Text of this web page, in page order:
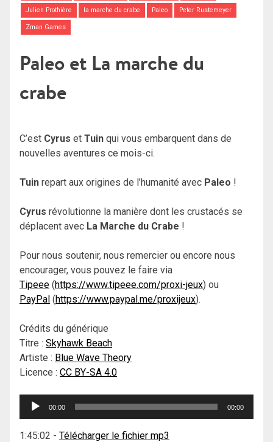
Julien Prothière la marche du crabe Paleo Peter Rustemeyer
Zman Games
Paleo et La marche du
crabe
C’est Cyrus et Tuin qui vous embarquent dans de
nouvelles aventures ce mois-ci.
Tuin repart aux origines de l’humanité avec Paleo !
Cyrus révolutionne la manière dont les crustacés se
déplacent avec La Marche du Crabe !
Pour nous soutenir, nous remercier ou encore nous
encourager, vous pouvez le faire via
Tipeee (https://www.tipeee.com/proxi-jeux) ou
PayPal (https://www.paypal.me/proxijeux).
Crédits du générique
Titre : Skyhawk Beach
Artiste : Blue Wave Theory
Licence : CC BY-SA 4.0
Lecteur
00:00 00:00
1:45:02 - Télécharger le fichier mp3